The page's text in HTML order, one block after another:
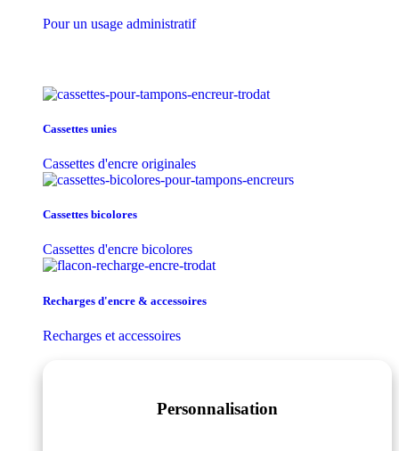
Pour un usage administratif
Cassettes unies
Cassettes d'encre originales
Cassettes bicolores
Cassettes d'encre bicolores
Recharges d'encre & accessoires
Recharges et accessoires
Personnalisation